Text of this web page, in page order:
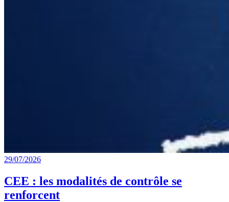
29/07/2026
CEE : les modalités de contrôle se
renforcent